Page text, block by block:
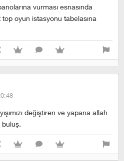
vurması esnasında
oyun istasyonu tabelasına
değiştiren ve yapana allah
buluş.